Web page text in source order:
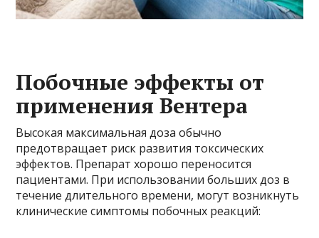
Побочные эффекты от
применения Вентера
Высокая максимальная доза обычно
предотвращает риск развития токсических
эффектов. Препарат хорошо переносится
пациентами. При использовании больших доз в
течение длительного времени, могут возникнуть
клинические симптомы побочных реакций: